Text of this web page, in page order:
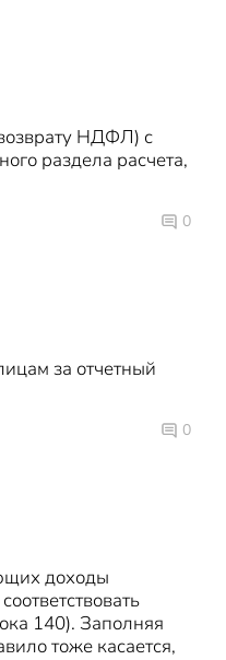
НДФЛ) с
раздела расчета,
0
за отчетный
0
доходы
140). Заполняя
тоже касается,